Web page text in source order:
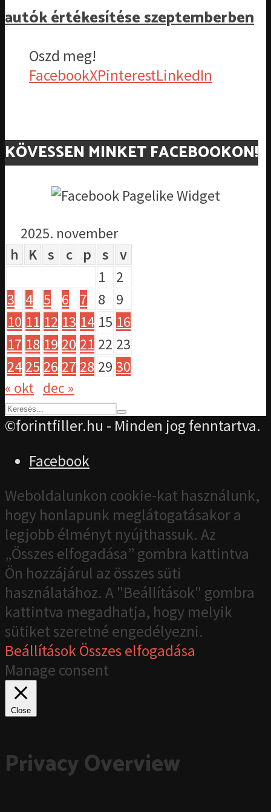
autók értékesítése szeptemberben
Oszd meg!
FacebookXPinterestLinkedIn
KÖVESSEN MINKET FACEBOOKON!
2025. november
h
K s c p s
v
1
2
3
4 5 6 7 8
9
10 11 12 13 14 15 16
17 18 19 20 21 22 23
24 25 26 27 28 29 30
« okt dec »
©forintfiller.hu - Minden jog fenntartva.
Facebook
Weboldalunkon cookie-kat használunk,
hogy honlapunk meglátogatásakor a
legjobb élményt nyújthassuk. Az
„Összes elfogadása” gombra kattintva
Ön hozzájárul az összes süti
használatához. A "Beállítások" gombra
kattintva megadhatja, hogy melyik
sütiket szeretné engedélyezni.
BeállításokÖsszes elfogadása
Manage consent
Close
Privacy Overview